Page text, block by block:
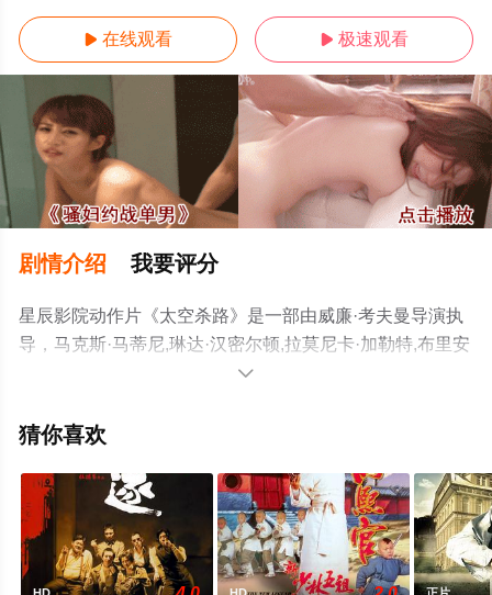
 在线观看  极速观看
剧情介绍 我要评分
星辰影院动作片《太空杀路》是一部由威廉·考夫曼导演执
导，马克斯·马蒂尼,琳达·汉密尔顿,拉莫尼卡·加勒特,布里安
娜·希德布兰德,迈克尔·埃尔比,David,B.,Meadows,林德·爱
怀特,Jonny,Bullard等演员精彩演绎的美国电影，免费观看
息可移步至豆瓣电影、电视猫或剧情网等平台了解。

猜你喜欢